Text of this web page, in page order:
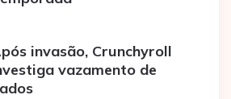
invasão, Crunchyroll
vazamento de